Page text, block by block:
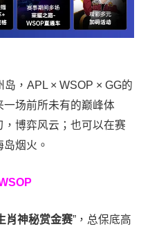
，APL × WSOP × GG的
场前所未有的巅峰体
博弈风云；也可以在赛
烟火。
肖神秘赏金赛”，总保底高